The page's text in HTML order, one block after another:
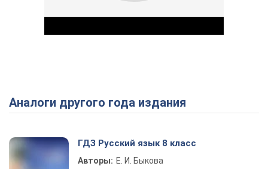
Play Video
Аналоги другого года издания
ГДЗ Русский язык 8 класс
Авторы: Е. И. Быкова